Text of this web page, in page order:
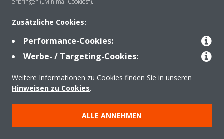
Kontakt
Produkte
Copyright © Daikin
erbringen („Minimal-Cookies“).
Zusätzliche Cookies:
Performance-Cookies:
Werbe- / Targeting-Cookies:
Weitere Informationen zu Cookies finden Sie in unseren
Hinweisen zu Cookies.
ALLE ANNEHMEN